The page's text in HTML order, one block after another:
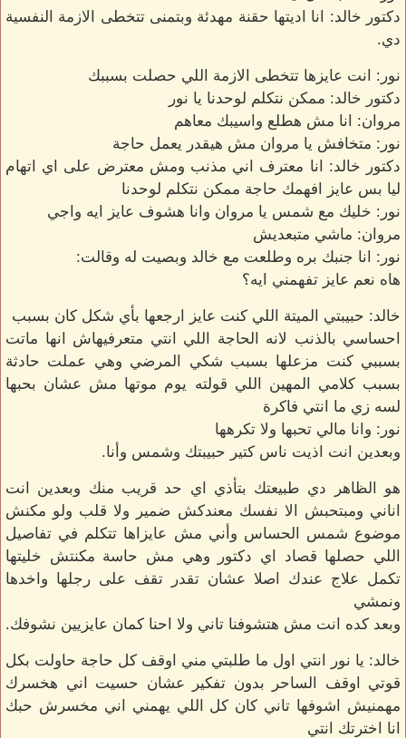
دكتور خالد: انا اديتها حقنة مهدئة وبتمنى تتخطى الازمة النفسية
دي.
نور: انت عايزها تتخطى الازمة اللي حصلت بسببك
دكتور خالد: ممكن نتكلم لوحدنا يا نور
مروان: انا مش هطلع واسيبك معاهم
نور: متخافش يا مروان مش هيقدر يعمل حاجة
دكتور خالد: انا معترف اني مذنب ومش معترض على اي اتهام
ليا بس عايز افهمك حاجة ممكن نتكلم لوحدنا
نور: خليك مع شمس يا مروان وانا هشوف عايز ايه واجي
مروان: ماشي متبعديش
نور: انا جنبك بره وطلعت مع خالد وبصيت له وقالت:
هاه نعم عايز تفهمني ايه؟
خالد: حبيبتي الميتة اللي كنت عايز ارجعها بأي شكل كان بسبب
احساسي بالذنب لانه الحاجة اللي انتي متعرفيهاش انها ماتت
بسببي كنت مزعلها بسبب شكي المرضي وهي عملت حادثة
بسبب كلامي المهين اللي قولته يوم موتها مش عشان بحبها
لسه زي ما انتي فاكرة
نور: وانا مالي تحبها ولا تكرهها
وبعدين انت اذيت ناس كتير حبيبتك وشمس وأنا.
هو الظاهر دي طبيعتك بتأذي اي حد قريب منك وبعدين انت
اناني ومبتحبش الا نفسك معندكش ضمير ولا قلب ولو مكنش
موضوع شمس الحساس وأني مش عايزاها تتكلم في تفاصيل
اللي حصلها قصاد اي دكتور وهي مش حاسة مكنتش خليتها
تكمل علاج عندك اصلا عشان تقدر تقف على رجلها واخدها
ونمشي
وبعد كده انت مش هتشوفنا تاني ولا احنا كمان عايزيين نشوفك.
خالد: يا نور انتي اول ما طلبتي مني اوقف كل حاجة حاولت بكل
قوتي اوقف الساحر بدون تفكير عشان حسيت اني هخسرك
مهمنيش اشوفها تاني كان كل اللي يهمني اني مخسرش حبك
انا اخترتك انتي